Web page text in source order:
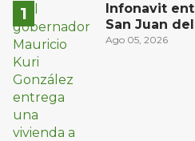
Infonavit
San Juan
bajos
Ago 05, 2026